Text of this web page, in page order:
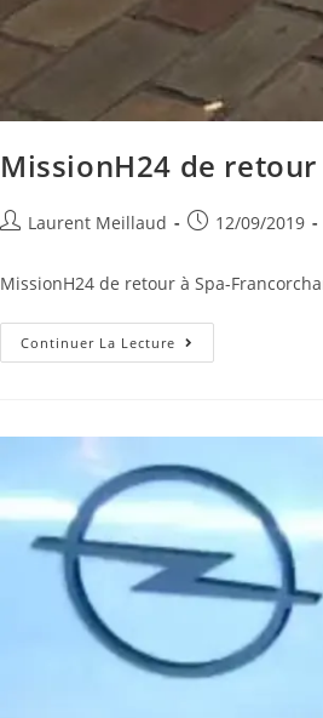
MissionH24 de
Laurent Meillaud 12/09/2019
MissionH24 de retour à Spa-
Continuer La Lecture